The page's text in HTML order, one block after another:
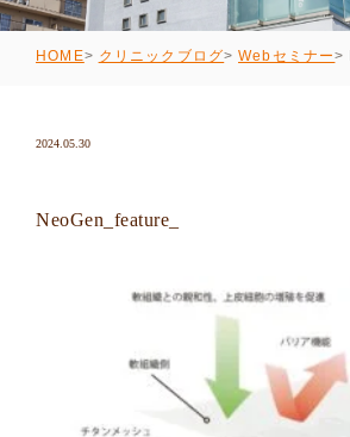
HOME クリニックブログ Webセミナー
2024.05.30
NeoGen_feature_